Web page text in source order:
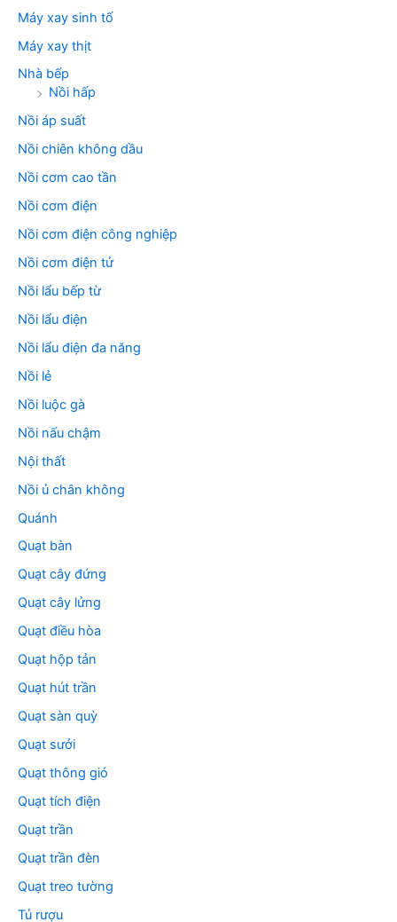
Máy xay sinh tố
Máy xay thịt
Nhà bếp
Nồi hấp
Nồi áp suất
Nồi chiên không dầu
Nồi cơm cao tần
Nồi cơm điện
Nồi cơm điện công nghiệp
Nồi cơm điện tử
Nồi lẩu bếp từ
Nồi lẩu điện
Nồi lẩu điện đa năng
Nồi lẻ
Nồi luộc gà
Nồi nấu chậm
Nội thất
Nồi ủ chân không
Quánh
Quạt bàn
Quạt cây đứng
Quạt cây lửng
Quạt điều hòa
Quạt hộp tản
Quạt hút trần
Quạt sàn quỳ
Quạt sưởi
Quạt thông gió
Quạt tích điện
Quạt trần
Quạt trần đèn
Quạt treo tường
Tủ rượu